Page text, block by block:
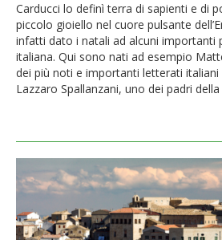
Carducci lo definì terra di sapienti e di
piccolo gioiello nel cuore pulsante
infatti dato i natali ad alcuni importanti
italiana. Qui sono nati ad esempio
dei più noti e importanti letterati italiani
Lazzaro Spallanzani, uno dei padri